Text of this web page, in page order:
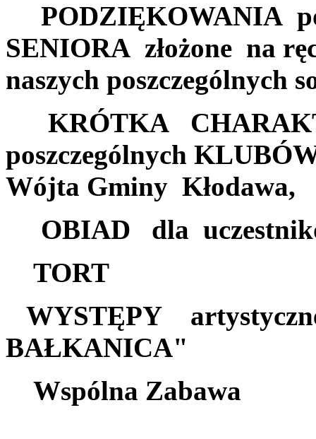
PODZIĘKOWANIA
SENIORA złożone na
naszych poszczególnych
KRÓTKA
poszczególnych
Wójta Gminy Kłodawa,
OBIAD dla
TORT
WYSTĘPY
BAŁKANICA"
Wspólna Zabawa